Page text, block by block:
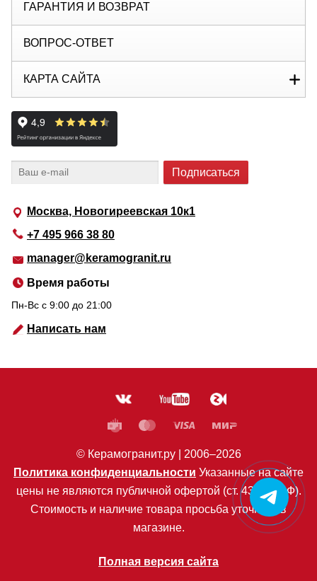
Москва, Новогиреевская 10к1
+7 495 966 38 80
manager@keramogranit.ru
Время работы
Пн-Вс c 9:00 до 21:00
Написать нам
ГАРАНТИЯ И ВОЗВРАТ
ВОПРОС-ОТВЕТ
КАРТА САЙТА
© Керамогранит.ру | 2006–2026
Политика конфиденциальности Указанные на сайте
цены не являются публичной офертой (ст. 435 ГК РФ).
Стоимость и наличие товара просьба уточнять в
магазине.
Полная версия сайта